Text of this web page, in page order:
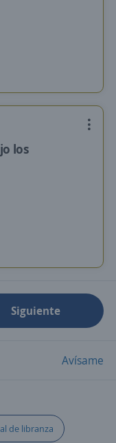
los
Siguiente
Avísame
de libranza